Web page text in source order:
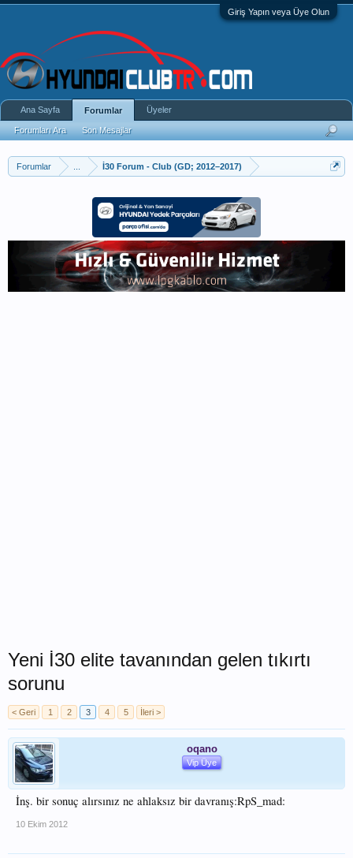
Giriş Yapın veya Üye Olun
Forumlar İ30 Forum - Club (GD; 2012–2017)
Yeni İ30 elite tavanından gelen tıkırtı
sorunu
< Geri 1 2 3 4 5 İleri >
oqano
Vip Üye
İnş. bir sonuç alırsınız ne ahlaksız bir davranış:RpS_mad:
10 Ekim 2012
Ana Sayfa Forumlar
Forumları Ara Son Mesajlar
Üyeler